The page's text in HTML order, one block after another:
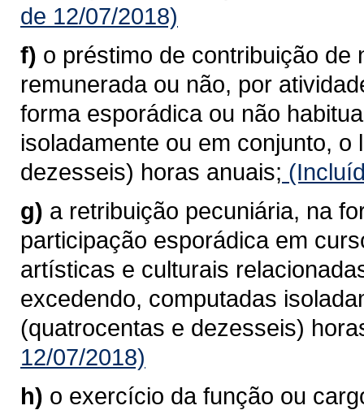
de 12/07/2018)
f) o préstimo de contribuição
remunerada ou não, por
forma esporádica ou não
isoladamente ou em conjunto,
dezesseis) horas anuais;
g) a retribuição pecuniária, na
participação esporádica em
artísticas e culturais
excedendo, computadas
(quatrocentas e dezesseis)
12/07/2018)
h) o exercício da função ou